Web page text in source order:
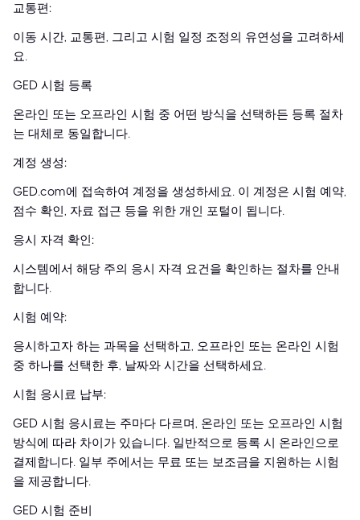
교통편:
이동 시간, 교통편, 그리고 시험 일정 조정의 유연성을 고려하세
요.
GED 시험 등록
온라인 또는 오프라인 시험 중 어떤 방식을 선택하든 등록 절차
는 대체로 동일합니다.
계정 생성:
GED.com에 접속하여 계정을 생성하세요. 이 계정은 시험 예약,
점수 확인, 자료 접근 등을 위한 개인 포털이 됩니다.
응시 자격 확인:
시스템에서 해당 주의 응시 자격 요건을 확인하는 절차를 안내
합니다.
시험 예약:
응시하고자 하는 과목을 선택하고, 오프라인 또는 온라인 시험
중 하나를 선택한 후, 날짜와 시간을 선택하세요.
시험 응시료 납부:
GED 시험 응시료는 주마다 다르며, 온라인 또는 오프라인 시험
방식에 따라 차이가 있습니다. 일반적으로 등록 시 온라인으로
결제합니다. 일부 주에서는 무료 또는 보조금을 지원하는 시험
을 제공합니다.
GED 시험 준비